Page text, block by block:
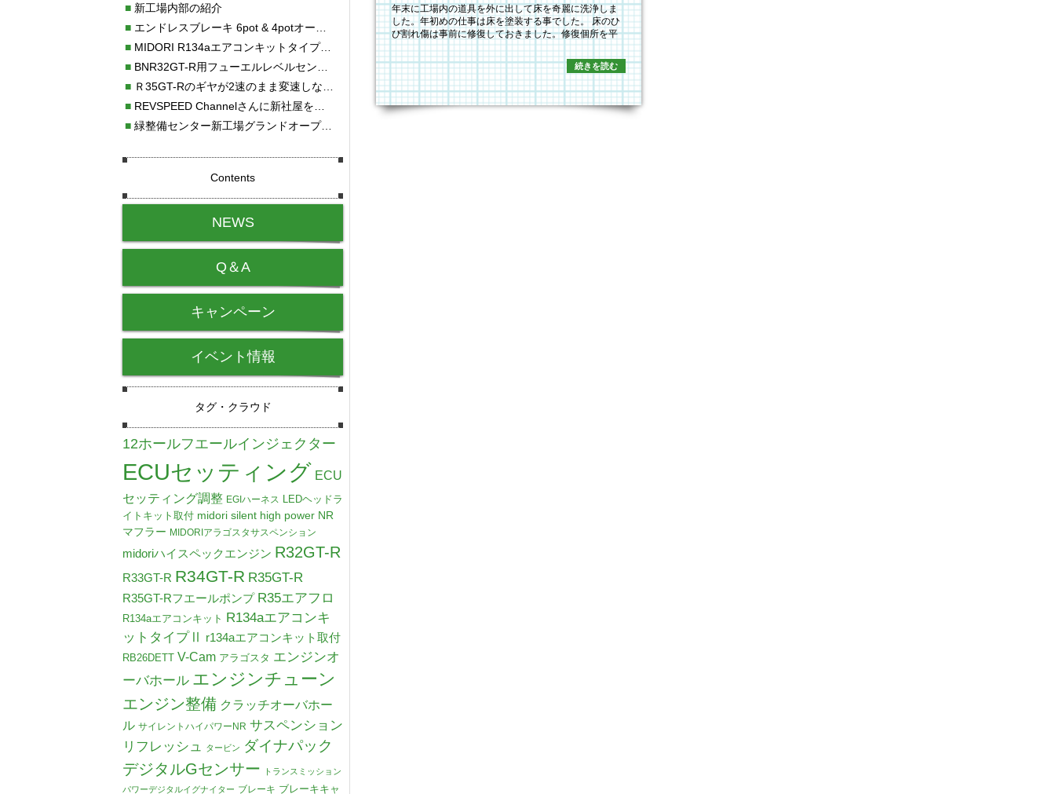
年末に工場内の道具を外に出して床を奇麗に洗浄しま
した。年初めの仕事は床を塗装する事でした。 床のひ
び割れ傷は事前に修復しておきました。修復個所を平
らに…
続きを読む
■新工場内部の紹介
■エンドレスブレーキ 6pot & 4potオーバーホール
■MIDORI R134aエアコンキットタイプⅡ取り付け
■BNR32GT-R用フューエルレベルセンサー新発売！！
■Ｒ35GT-Rのギヤが2速のまま変速しない！！
■REVSPEED Channelさんに新社屋を紹介していただきました!!
■緑整備センター新工場グランドオープン・続報
Contents
NEWS
Q＆A
キャンペーン
イベント情報
タグ・クラウド
12ホールフエールインジェクター
ECUセッティング ECU
セッティング調整 EGIハーネス LEDヘッドラ
イトキット取付 midori silent high power NR
マフラー MIDORIアラゴスタサスペンション
midoriハイスペックエンジン R32GT-R
R33GT-R R34GT-R R35GT-R
R35GT-Rフエールポンプ R35エアフロ
R134aエアコンキット R134aエアコンキ
ットタイプⅡ
r134aエアコンキット取付
RB26DETT V-Cam アラゴスタ エンジンオ
ーバホール エンジンチューン
エンジン整備 クラッチオーバホー
ル サイレントハイパワーNR サスペンション
リフレッシュ
タービン ダイナパック
デジタルGセンサー
トランスミッション
パワーデジタルイグナイター ブレーキ ブレーキキャ